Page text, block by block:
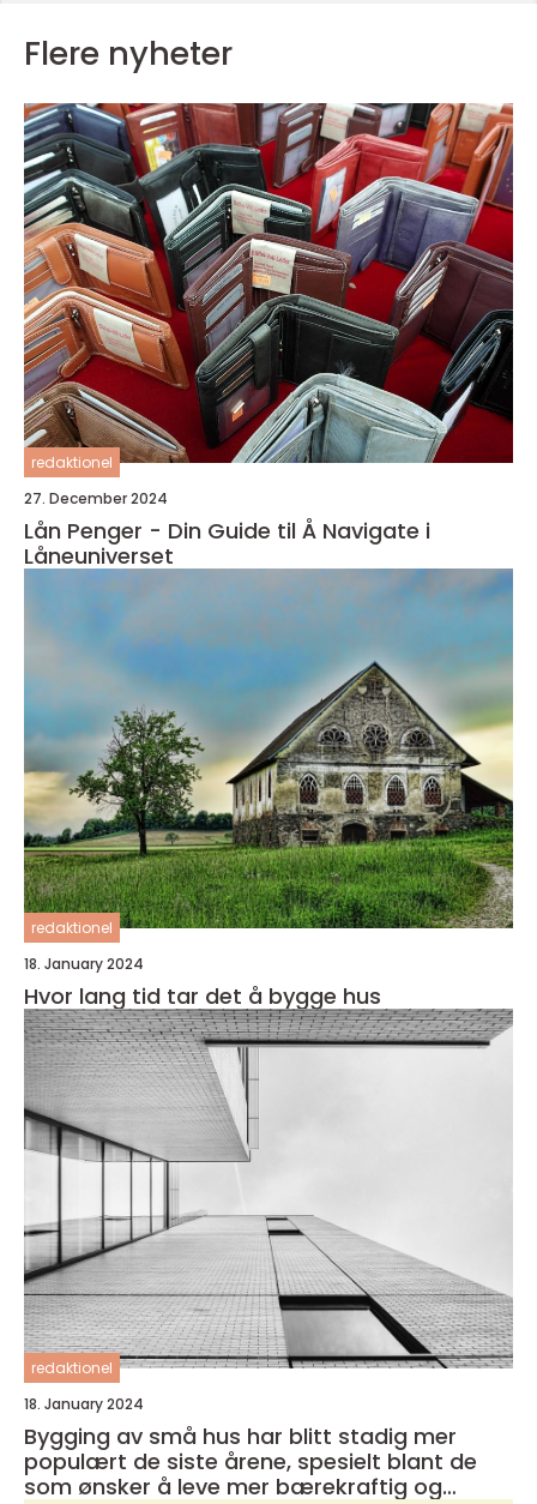
Flere nyheter
redaktionel
27. December 2024
Lån Penger - Din Guide til Å Navigate i
Låneuniverset
redaktionel
18. January 2024
Hvor lang tid tar det å bygge hus
redaktionel
18. January 2024
Bygging av små hus har blitt stadig mer
populært de siste årene, spesielt blant de
som ønsker å leve mer bærekraftig og